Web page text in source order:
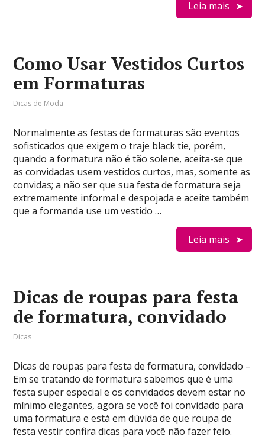
Leia mais
Como Usar Vestidos Curtos
em Formaturas
Dicas de Moda
Normalmente as festas de formaturas são eventos
sofisticados que exigem o traje black tie, porém,
quando a formatura não é tão solene, aceita-se que
as convidadas usem vestidos curtos, mas, somente as
convidas; a não ser que sua festa de formatura seja
extremamente informal e despojada e aceite também
que a formanda use um vestido …
Leia mais
Dicas de roupas para festa
de formatura, convidado
Dicas
Dicas de roupas para festa de formatura, convidado –
Em se tratando de formatura sabemos que é uma
festa super especial e os convidados devem estar no
mínimo elegantes, agora se você foi convidado para
uma formatura e está em dúvida de que roupa de
festa vestir confira dicas para você não fazer feio.